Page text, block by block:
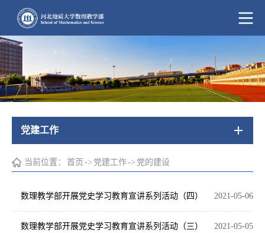
党建工作
当前位置： 首页 -> 党建工作-> 党的建设
2021-05-06
数理教学部开展党史学习教育宣讲系列活动（四）
2021-05-05
数理教学部开展党史学习教育宣讲系列活动（三）